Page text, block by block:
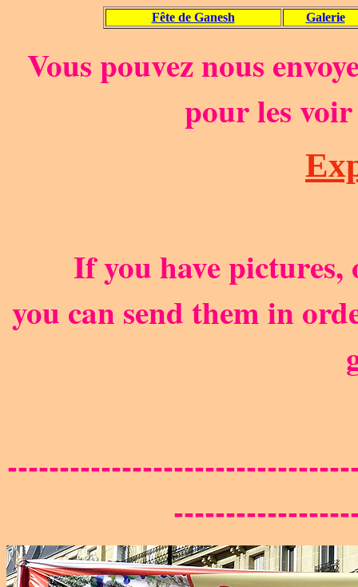
Fête de Ganesh Galerie
Vous pouvez nous
pour les
If you have
you can send them in